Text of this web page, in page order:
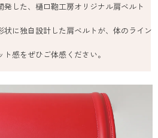
した、樋口鞄工房オリジナル肩ベルト
に独自設計した肩ベルトが、体のライン
感をぜひご体感ください。